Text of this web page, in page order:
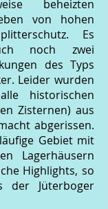
beheizten
von hohen
Es
noch zwei
des Typs
Leider wurden
historischen
Zisternen) aus
abgerissen.
Gebiet mit
Lagerhäusern
Highlights, so
Jüterboger